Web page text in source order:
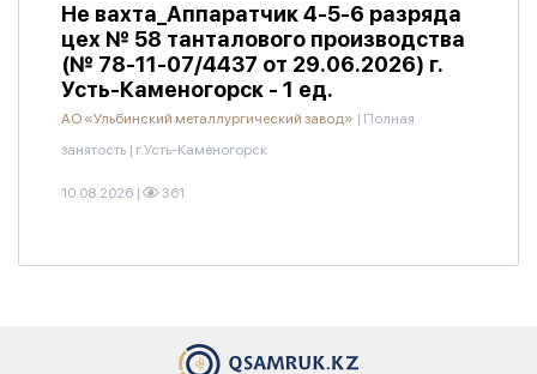
Не вахта_Аппаратчик 4-5-6 разряда
цех № 58 танталового производства
(№ 78-11-07/4437 от 29.06.2026) г.
Усть-Каменогорск - 1 ед.
АО «Ульбинский металлургический завод» | Полная
занятость | г.Усть-Каменогорск
10.08.2026 | 361